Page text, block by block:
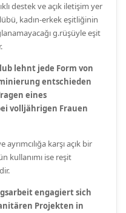
destek ve açık iletişim yer
kadın-erkek eşitliğinin
g.rüşüyle eşit
lehnt jede Form von
entschieden
eines
volljährigen Frauen
karşı açık bir
kullanımı ise reşit
engagiert sich
Projekten in